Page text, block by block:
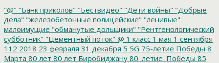
"@" "Банк приколов" "Бествидео" "Дети войны" "Добрые
дела" "железобетонные полицейские" "ленивые"
малоимущие "обманутые дольщики" "Рентгенологический
субботник" "Цементный поток" @ 1 класс 1 мая 1 сентября
112 2018 23 февраля 31 декабря 5 5G 75-летие Победы 8
Марта 80 лет 80 лет Биробиджану 80_летие_Победы 85